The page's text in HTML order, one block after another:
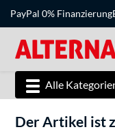
PayPal 0% Finanzierung
Alle
Der Artikel ist